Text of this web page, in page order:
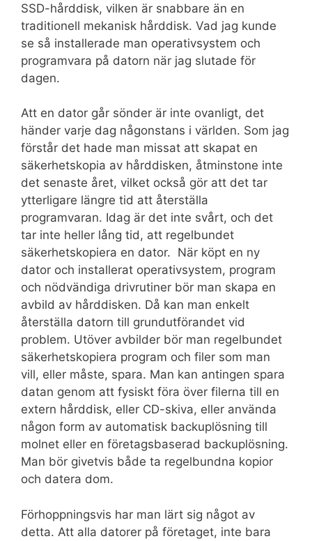
SSD-hårddisk, vilken är snabbare än en
traditionell mekanisk hårddisk. Vad jag kunde
se så installerade man operativsystem och
programvara på datorn när jag slutade för
dagen.
Att en dator går sönder är inte ovanligt, det
händer varje dag någonstans i världen. Som jag
förstår det hade man missat att skapat en
säkerhetskopia av hårddisken, åtminstone inte
det senaste året, vilket också gör att det tar
ytterligare längre tid att återställa
programvaran. Idag är det inte svårt, och det
tar inte heller lång tid, att regelbundet
säkerhetskopiera en dator. När köpt en ny
dator och installerat operativsystem, program
och nödvändiga drivrutiner bör man skapa en
avbild av hårddisken. Då kan man enkelt
återställa datorn till grundutförandet vid
problem. Utöver avbilder bör man regelbundet
säkerhetskopiera program och filer som man
vill, eller måste, spara. Man kan antingen spara
datan genom att fysiskt föra över filerna till en
extern hårddisk, eller CD-skiva, eller använda
någon form av automatisk backuplösning till
molnet eller en företagsbaserad backuplösning.
Man bör givetvis både ta regelbundna kopior
och datera dom.
Förhoppningsvis har man lärt sig något av
detta. Att alla datorer på företaget, inte bara